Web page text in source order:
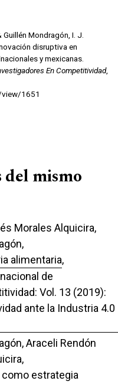
Mondragón, I. J.
disruptiva en
y mexicanas.
En Competitividad,
1651
mismo
Morales Alquicira,
alimentaria,
de
Vol. 13 (2019):
ante la Industria 4.0
Araceli Rendón
como estrategia